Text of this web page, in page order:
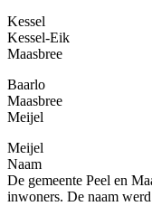
Kessel
Kessel-Eik
Maasbree
Baarlo
Maasbree
Meijel
Meijel
Naam
De gemeente Peel en
inwoners. De naam